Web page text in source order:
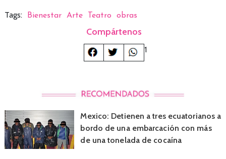
Tags: Bienestar Arte Teatro obras
Compártenos
1
Mexico: Detienen a tres ecuatorianos a
bordo de una embarcación con más
de una tonelada de cocaína